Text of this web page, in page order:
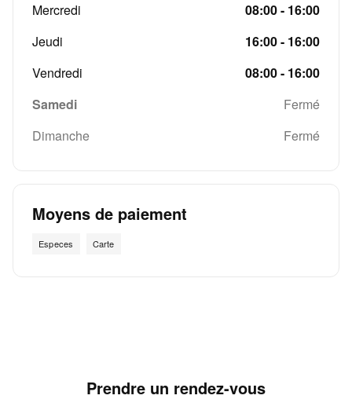
Mercredi
08:00 - 16:00
Jeudi
16:00 - 16:00
Vendredi
08:00 - 16:00
Samedi
Fermé
Dimanche
Fermé
Moyens de paiement
Especes Carte
Prendre un rendez-vous